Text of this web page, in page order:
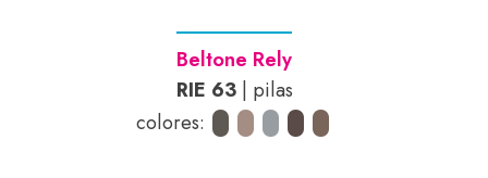
Beltone Rely
RIE 63| pilas
colores: